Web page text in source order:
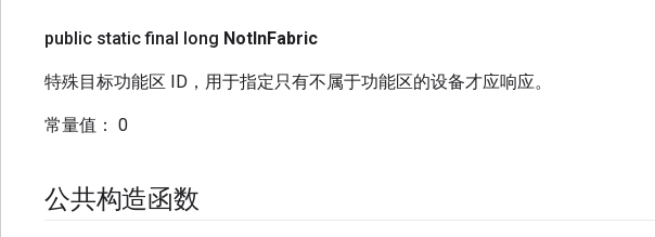
public static final long NotInFabric
特殊目标功能区 ID，用于指定只有不属于功能区的设备才应响应。
常量值 ： 0
公共构造函数